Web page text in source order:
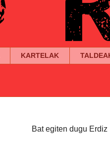
KARTELAK
Bat egiten dugu